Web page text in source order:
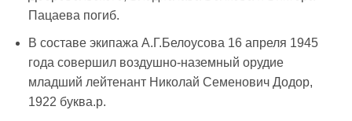
Пацаева погиб.
В составе экипажа А.Г.Белоусова 16 апреля 1945
года совершил воздушно-наземный орудие
младший лейтенант Николай Семенович Додор,
1922 буква.р.